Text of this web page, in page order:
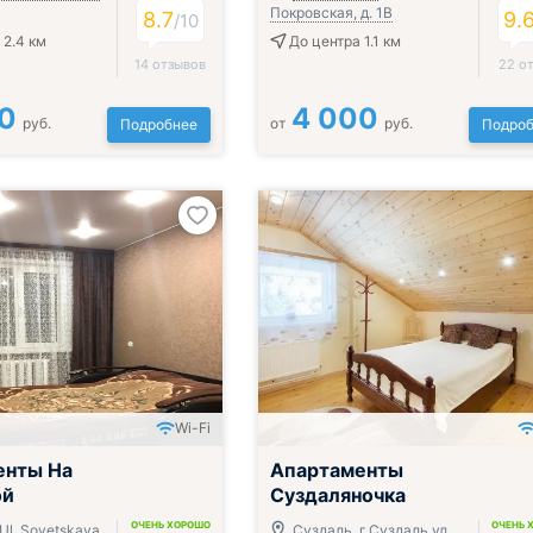
2.4 км
8.7/10
14 отзывов
руб. Подробнее
Покровская, д. 1B
До центра 1.1 км
22
от 4 000 руб.
Wi-Fi
На
ОЧЕНЬ ХОРОШО
Апартаменты
Суздаляночка
ОЧЕНЬ